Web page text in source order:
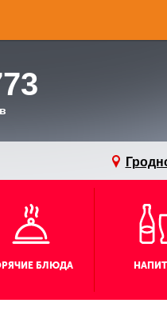
БЛЮДА